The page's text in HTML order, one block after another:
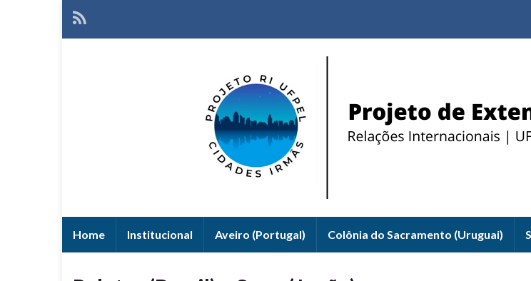
Home Institucional Aveiro (Portugal) Colônia do Sacramento (Uruguai)